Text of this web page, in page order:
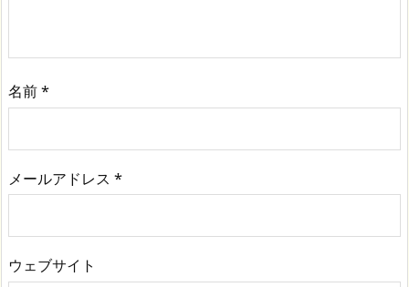
名前*
メールアドレス *
ウェブサイト